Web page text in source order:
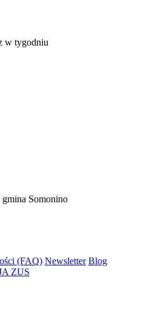
w tygodniu
Somonino
(FAQ) Newsletter Blog
ZUS